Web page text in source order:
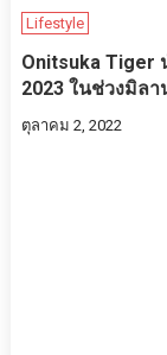
Lifestyle
Onitsuka Tiger​
2023 ในช่วงมิล
ตุลาคม 2, 2022